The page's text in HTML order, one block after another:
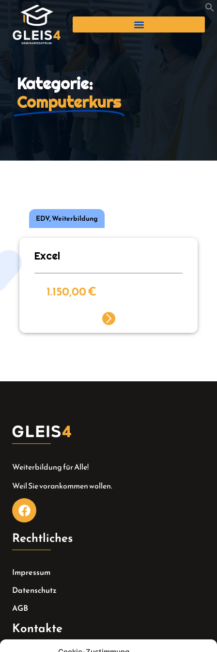
Kategorie:
Computerkurs
EDV,Weiterbildung
Excel
1.150,00€
Weiterbildung für Alle!
Weil Sie vorankommen wollen.
Rechtliches
Impressum
Datenschutz
AGB
Kontakte